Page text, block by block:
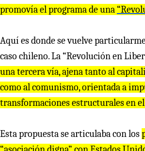
promovía el programa de una “R
Aquí es donde se vuelve
caso chileno. La “Revolución en
una tercera vía, ajena tanto al
como al comunismo, orientada a
transformaciones estructurales en
Esta propuesta se articulaba con los